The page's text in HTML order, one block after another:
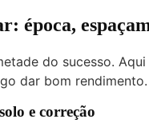
época,
do sucesso.
dar bom rendimento.
e correção